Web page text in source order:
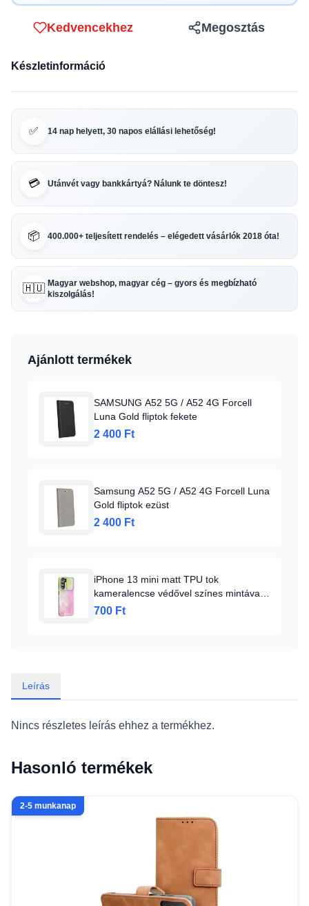
Kedvencekhez Megosztás
Készletinformáció
✅ 14 nap helyett, 30 napos elállási lehetőség!
💳 Utánvét vagy bankkártyá? Nálunk te döntesz!
📦 400.000+ teljesített rendelés – elégedett vásárlók 2018 óta!
🇭🇺 Magyar webshop, magyar cég – gyors és megbízható
kiszolgálás!
Ajánlott termékek
SAMSUNG A52 5G / A52 4G Forcell
Luna Gold fliptok fekete
2 400 Ft
Samsung A52 5G / A52 4G Forcell Luna
Gold fliptok ezüst
2 400 Ft
iPhone 13 mini matt TPU tok
kameralencse védővel színes mintával
(ip-13-mini-tpu-lens-design-2)
700 Ft
Leírás
Nincs részletes leírás ehhez a termékhez.
Hasonló termékek
2-5 munkanap